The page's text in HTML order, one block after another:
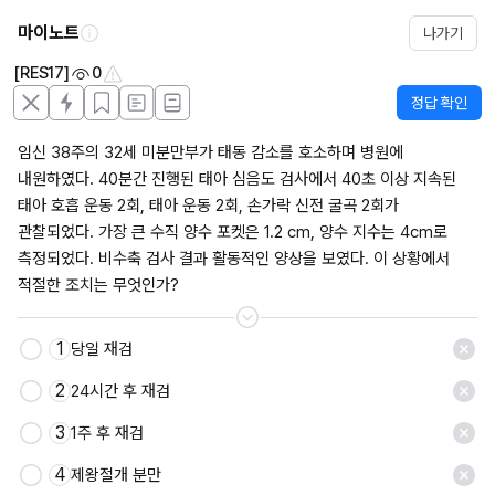
마이노트 나가기
[RES17] 0
정답 확인
임신 38주의 32세 미분만부가 태동 감소를 호소하며 병원에
내원하였다. 40분간 진행된 태아 심음도 검사에서 40초 이상 지속된
태아 호흡 운동 2회, 태아 운동 2회, 손가락 신전 굴곡 2회가
관찰되었다. 가장 큰 수직 양수 포켓은 1.2 cm, 양수 지수는 4cm로
측정되었다. 비수축 검사 결과 활동적인 양상을 보였다. 이 상황에서
적절한 조치는 무엇인가?
저장
1 당일 재검
2 24시간 후 재검
3 1주 후 재검
4 제왕절개 분만